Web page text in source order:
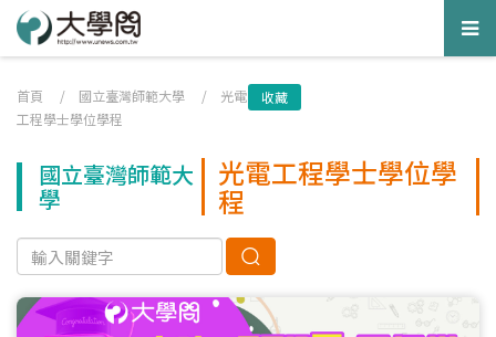
首頁 / 國立臺灣師範大學 / 光電
工程學士學位學程
收藏
國立臺灣師範大
學
光電工程學士學位學
程